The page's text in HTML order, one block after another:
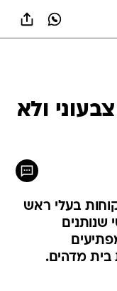
ולא
בעלי ראש
שנותנים
בית מדהים.